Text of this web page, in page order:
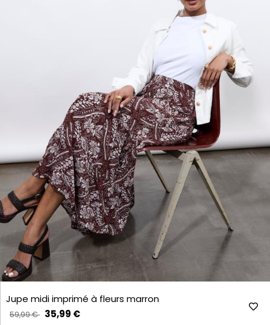
Jupe midi imprimé à fleurs marron
59,99 € 35,99 €